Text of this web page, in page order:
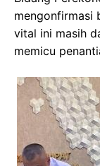
mengonfirmasi
vital ini masih
memicu